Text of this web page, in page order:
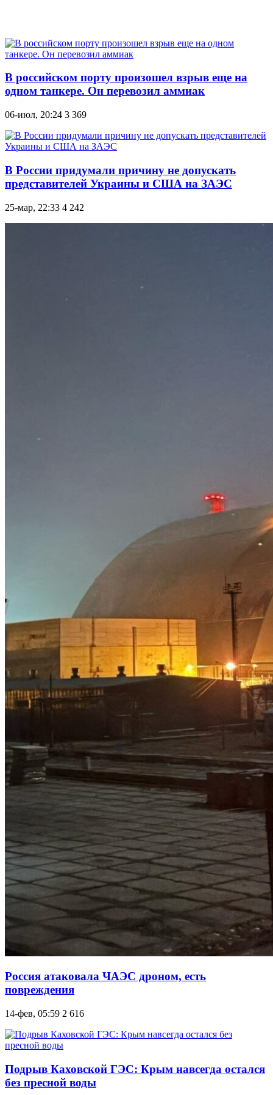
В российском порту произошел взрыв еще на
одном танкере. Он перевозил аммиак
06-июл, 20:24 3 369
В России придумали причину не допускать
представителей Украины и США на ЗАЭС
25-мар, 22:33 4 242
Россия атаковала ЧАЭС дроном, есть
повреждения
14-фев, 05:59 2 616
Подрыв Каховской ГЭС: Крым навсегда остался
без пресной воды